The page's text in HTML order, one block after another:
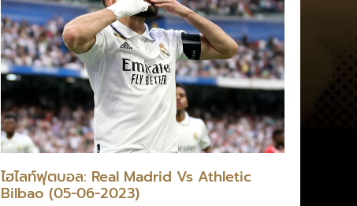
ไฮไลท์ฟุตบอล: Real Madrid Vs Athletic
Bilbao (05-06-2023)